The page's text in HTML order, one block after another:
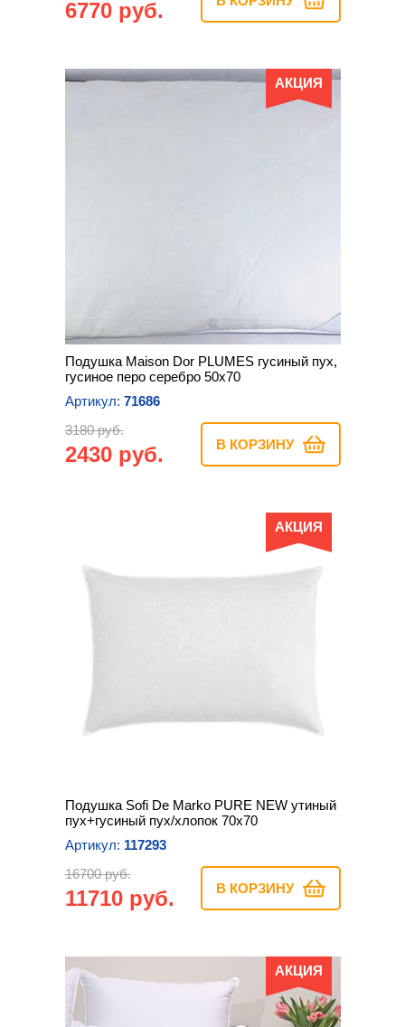
6770 руб.
АКЦИЯ
Подушка Maison Dor PLUMES гусиный пух,
гусиное перо серебро 50х70
Артикул: 71686
3180 руб.
2430 руб. В КОРЗИНУ
АКЦИЯ
Подушка Sofi De Marko PURE NEW утиный
пух+гусиный пух/хлопок 70х70
Артикул: 117293
16700 руб.
11710 руб. В КОРЗИНУ
АКЦИЯ